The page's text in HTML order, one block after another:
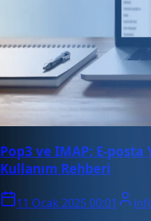
Pop3 ve IMAP: E-
Kullanım Rehberi
11 Ocak 2025 00:01